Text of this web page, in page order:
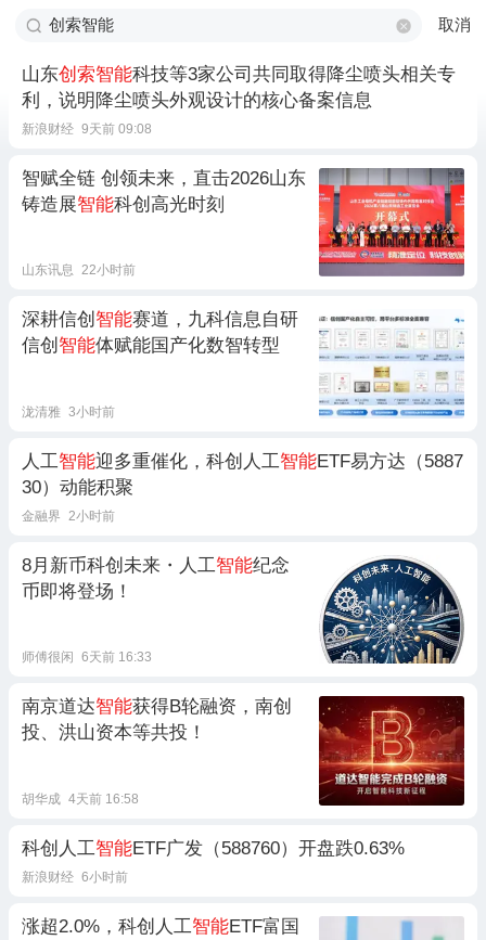
取消
山东创索智能科技等3家公司共同取得降尘喷头相关专
利，说明降尘喷头外观设计的核心备案信息
新浪财经 9天前 09:08
智赋全链 创领未来，直击2026山东
铸造展智能科创高光时刻
山东讯息 22小时前
深耕信创 智能赛道，九科信息自研
信创 智能体赋能国产化数智转型
泷清雅 3小时前
人工智能迎多重催化，科创人工智能ETF易方达（5887
30）动能积聚
金融界 2小时前
8月新币科创未来・人工智能纪念
币即将登场！
师傅很闲 6天前 16:33
南京道达智能获得B轮融资，南创
投、洪山资本等共投！
胡华成 4天前 16:58
科创人工智能ETF广发（588760）开盘跌0.63%
新浪财经 6小时前
涨超2.0%，科创人工智能ETF富国